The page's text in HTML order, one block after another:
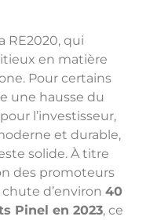
RE2020, qui
en matière
Pour certains
une hausse du
l’investisseur,
et durable,
solide. À titre
des promoteurs
d’environ 40
Pinel en 2023, ce